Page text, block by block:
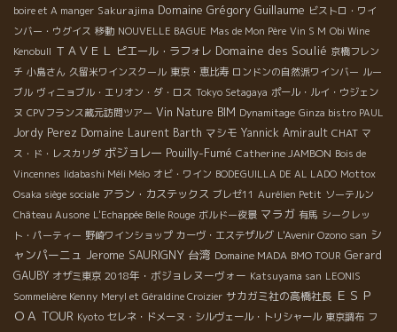
boire et A manger Sakurajima Domaine Grégory Guillaume ビストロ・ワイ
ンバー・ウグイス 移動 NOUVELLE BAGUE Mas de Mon Père Vin S M Obi Wine
Kenobull ＴＡＶＥＬ ピエール・ラフォレ Domaine des Soulié 京橋フレン
チ 小島さん 久留米ワインスクール 東京・恵比寿 ロンドンの自然派ワインバー ルー
ブル ヴィニョブル・エリオン・ダ・ロス Tokyo Setagaya ポール・ルイ・ウジェン
ヌ CPVフランス蔵元訪問ツアー Vin Nature BIM Dynamitage Ginza bistro PAUL
Jordy Perez Domaine Laurent Barth マシモ Yannick Amirault CHAT マ
ス・ド・レスカリダ ボジョレー Pouilly-Fumé Catherine JAMBON Bois de
Vincennes Iidabashi Méli Mélo オビ・ワイン BODEGUILLA DE AL LADO Mottox
Osaka siège sociale アラン・カステックス ブレゼ11 Aurélien Petit ソーテルン
Château Ausone L'Echappée Belle Rouge ボルドー夜景 マラガ 有馬 シークレッ
ト・パーティー 野崎ワインショップ カーヴ・エステザルグ L'Avenir Ozono san シ
ャンパーニュ Jerome SAURIGNY 台湾 Domaine MADA BMO TOUR Gerard
GAUBY オザミ東京 2018年・ボジョレヌーヴォー Katsuyama san LEONIS
Sommelière Kenny Meryl et Géraldine Croizier サカガミ社の高橋社長 ＥＳＰ
ＯＡ TOUR Kyoto セレネ・ドメーヌ・シルヴェール・トリシャール 東京調布 フ